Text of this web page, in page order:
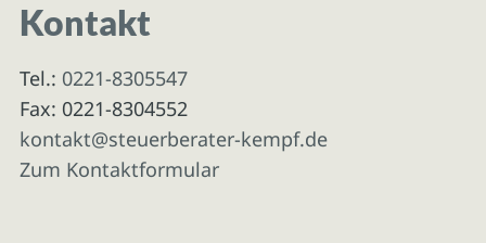
Kontakt
Tel.: 0221-8305547
Fax: 0221-8304552
kontakt@steuerberater-kempf.de
Zum Kontaktformular